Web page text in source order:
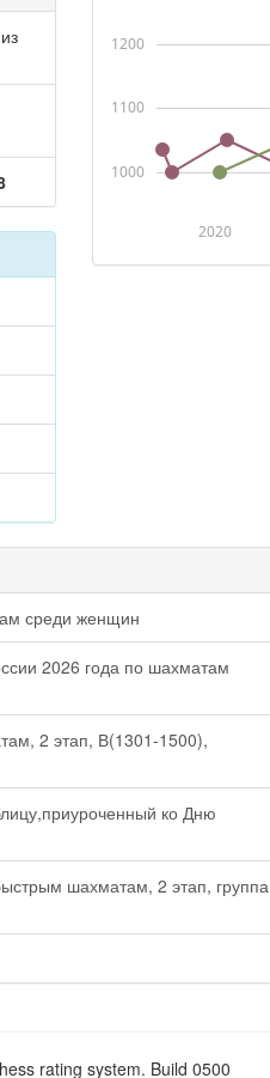
из
2020
1000
1100
1200
среди женщин
2026 года по шахматам
2 этап, В(1301-1500),
ко Дню
шахматам, 2 этап, группа
rating system. Build 0500